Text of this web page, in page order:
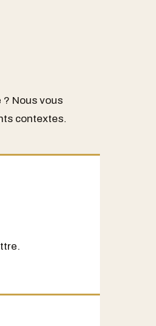
Nous vous
contextes.